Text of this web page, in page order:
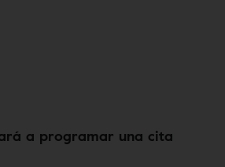
a programar una cita